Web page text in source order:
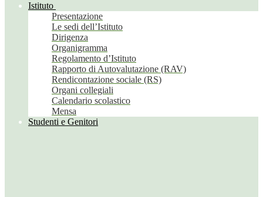
Istituto
Presentazione
Le sedi dell’Istituto
Dirigenza
Organigramma
Regolamento d’Istituto
Rapporto di Autovalutazione (RAV)
Rendicontazione sociale (RS)
Organi collegiali
Calendario scolastico
Mensa
Studenti e Genitori